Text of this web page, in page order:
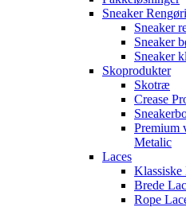
Sneaker
Sneaker
Sneaker
Sneaker
Skoprodukter
Skotræ
Crease
Premium
Metalic
Laces
Klassiske
Brede
Rope